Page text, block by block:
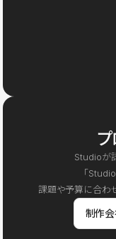
Studioが
「
課題や予算に合わ
制作会